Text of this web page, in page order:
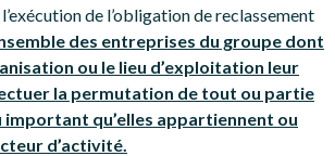
de l’obligation de reclassement
des entreprises du groupe dont
ou le lieu d’exploitation leur
la permutation de tout ou partie
important qu’elles appartiennent ou
d’activité.